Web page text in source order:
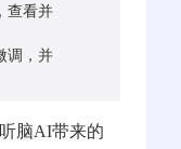
查看并
调，并
脑AI带来的